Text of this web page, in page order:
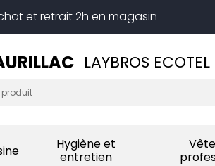
et retrait 2h en magasin
LAYBROS ECOTEL
Hygiène et
entretien